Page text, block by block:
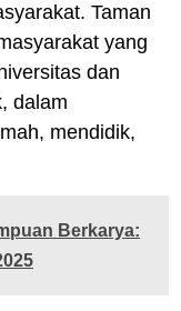
Taman
yang
dan
dalam
mendidik,
Berkarya: